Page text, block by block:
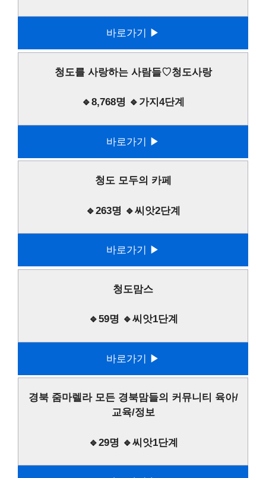
바로가기 ▶
청도를 사랑하는 사람들♡청도사랑
🔹8,768명 🔹가지4단계
바로가기 ▶
청도 모두의 카페
🔹263명 🔹씨앗2단계
바로가기 ▶
청도맘스
🔹59명 🔹씨앗1단계
바로가기 ▶
경북 줌마렐라 모든 경북맘들의 커뮤니티 육아/
교육/정보
🔹29명 🔹씨앗1단계